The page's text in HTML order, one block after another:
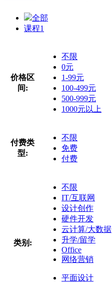
全部
课程1
价格区
间:
不限
0元
1-99元
100-499元
500-999元
1000元以上
付费类
型:
不限
免费
付费
类别:
不限
IT/互联网
设计创作
硬件开发
云计算/大数据
升学/留学
Office
网络营销
平面设计